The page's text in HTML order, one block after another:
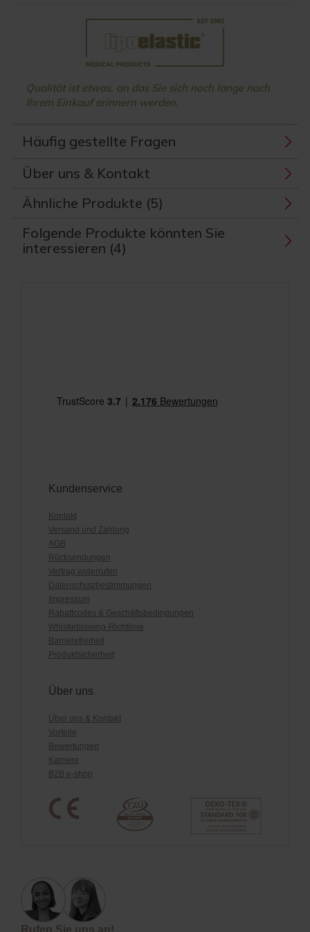
Qualität ist etwas, an das Sie sich noch lange nach
Ihrem Einkauf erinnern werden.
Häufig gestellte Fragen
Über uns & Kontakt
Ähnliche Produkte (5)
Folgende Produkte könnten Sie
interessieren (4)
Kundenservice
Kontakt
Versand und Zahlung
AGB
Rücksendungen
Vertrag widerrufen
Datenschutzbestimmungen
Impressum
Rabattcodes & Geschäftsbedingungen
Whistleblowing-Richtlinie
Barrierefreiheit
Produktsicherheit
Über uns
Über uns & Kontakt
Vorteile
Bewertungen
Karriere
B2B e-shop